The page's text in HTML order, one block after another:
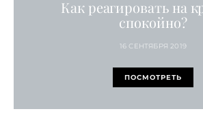
Как реагировать на
спокойно?
16 СЕНТЯБРЯ 2019
ПОСМОТРЕТЬ